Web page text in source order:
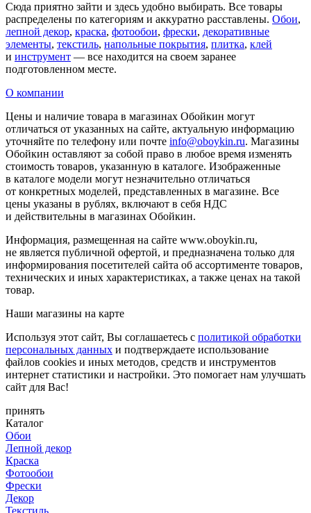
Сюда приятно зайти и здесь удобно выбирать. Все товары
распределены по категориям и аккуратно расставлены. Обои,
лепной декор, краска, фотообои, фрески, декоративные
элементы, текстиль, напольные покрытия, плитка, клей
и инструмент — все находится на своем заранее
подготовленном месте.
О компании
Цены и наличие товара в магазинах Обойкин могут
отличаться от указанных на сайте, актуальную информацию
уточняйте по телефону или почте info@oboykin.ru. Магазины
Обойкин оставляют за собой право в любое время изменять
стоимость товаров, указанную в каталоге. Изображенные
в каталоге модели могут незначительно отличаться
от конкретных моделей, представленных в магазине. Все
цены указаны в рублях, включают в себя НДС
и действительны в магазинах Обойкин.
Информация, размещенная на сайте www.oboykin.ru,
не является публичной офертой, и предназначена только для
информирования посетителей сайта об ассортименте товаров,
технических и иных характеристиках, а также ценах на такой
товар.
Наши магазины на карте
Используя этот сайт, Вы соглашаетесь с политикой обработки
персональных данных и подтверждаете использование
файлов cookies и иных методов, средств и инструментов
интернет статистики и настройки. Это помогает нам улучшать
сайт для Вас!
принять
Каталог
Обои
Лепной декор
Краска
Фотообои
Фрески
Декор
Текстиль